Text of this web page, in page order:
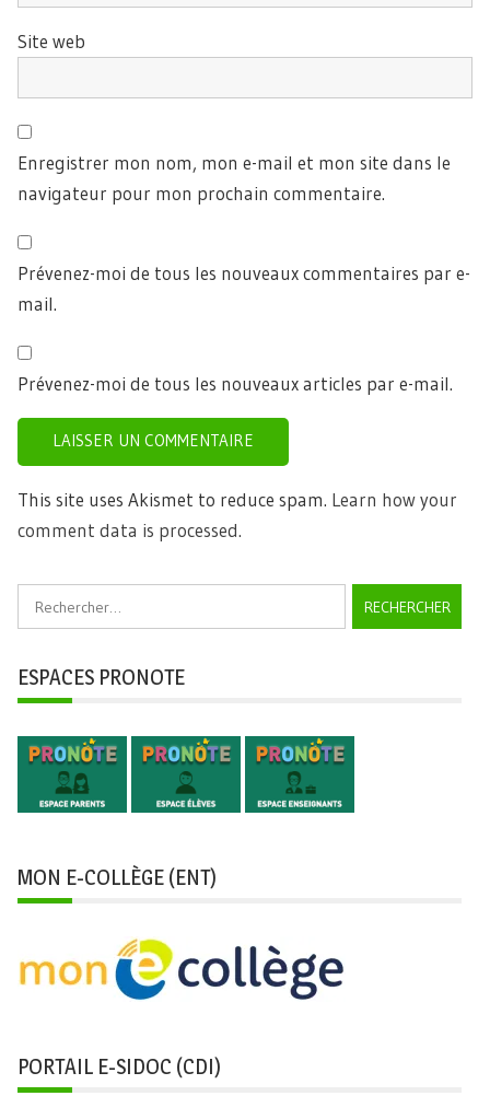
Site web
Enregistrer mon nom, mon e-mail et mon site dans le
navigateur pour mon prochain commentaire.
Prévenez-moi de tous les nouveaux commentaires par e-
mail.
Prévenez-moi de tous les nouveaux articles par e-mail.
This site uses Akismet to reduce spam. Learn how your
comment data is processed.
Rechercher :
ESPACES PRONOTE
MON E-COLLÈGE (ENT)
PORTAIL E-SIDOC (CDI)